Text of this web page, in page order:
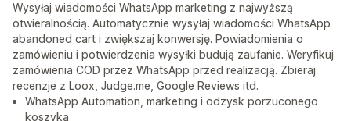
Wysyłaj wiadomości WhatsApp marketing z najwyższą
otwieralnością. Automatycznie wysyłaj wiadomości WhatsApp
abandoned cart i zwiększaj konwersję. Powiadomienia o
zamówieniu i potwierdzenia wysyłki budują zaufanie. Weryfikuj
zamówienia COD przez WhatsApp przed realizacją. Zbieraj
recenzje z Loox, Judge.me, Google Reviews itd.
WhatsApp Automation, marketing i odzysk porzuconego
koszyka